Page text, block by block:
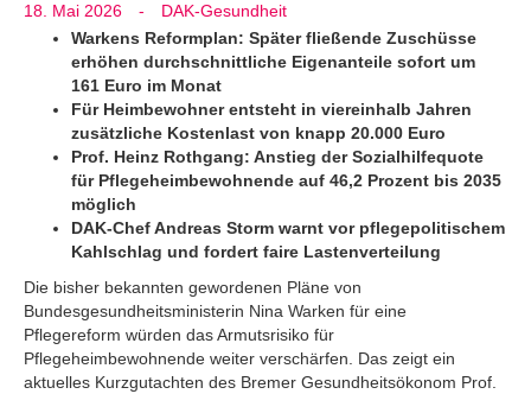
18. Mai 2026 -
DAK-Gesundheit
Warkens Reformplan: Später fließende Zuschüsse
erhöhen durchschnittliche Eigenanteile sofort um
161 Euro im Monat
Für Heimbewohner entsteht in viereinhalb Jahren
zusätzliche Kostenlast von knapp 20.000 Euro
Prof. Heinz Rothgang: Anstieg der Sozialhilfequote
für Pflegeheimbewohnende auf 46,2 Prozent bis 2035
möglich
DAK-Chef Andreas Storm warnt vor pflegepolitischem
Kahlschlag und fordert faire Lastenverteilung
Die bisher bekannten gewordenen Pläne von
Bundesgesundheitsministerin Nina Warken für eine
Pflegereform würden das Armutsrisiko für
Pflegeheimbewohnende weiter verschärfen. Das zeigt ein
aktuelles Kurzgutachten des Bremer Gesundheitsökonom Prof.